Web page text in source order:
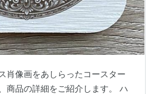
肖像画をあしらったコースター
商品の詳細をご紹介します。 ハ